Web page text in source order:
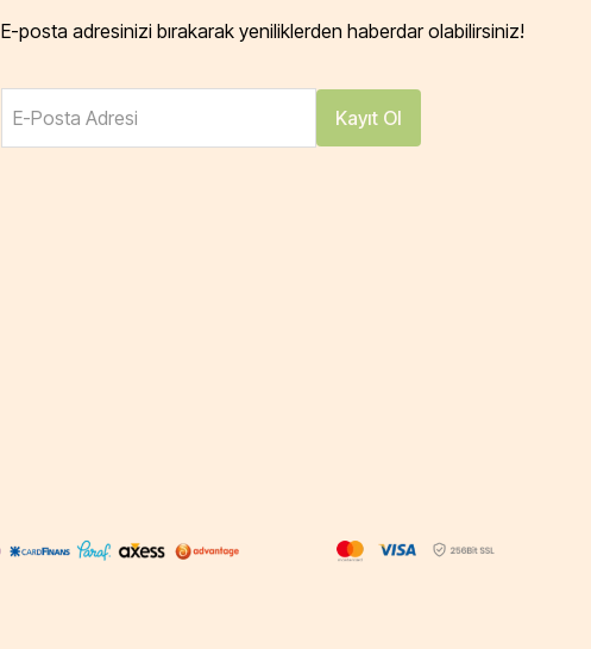
E-posta adresinizi bırakarak yeniliklerden haberdar olabilirsiniz!
E-Posta Adresi Kayıt Ol